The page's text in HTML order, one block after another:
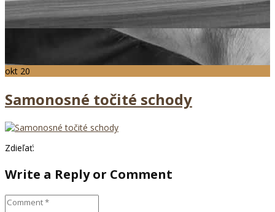
okt 20
Samonosné točité schody
Zdieľať:
Write a Reply or Comment